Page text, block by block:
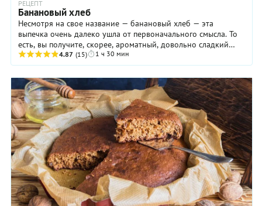
РЕЦЕПТ
Банановый хлеб
Несмотря на свое название — банановый хлеб — эта
выпечка очень далеко ушла от первоначального смысла. То
есть, вы получите, скорее, ароматный, довольно сладкий
кекс, который можно подать к чаю или ...
4.87 (15) 1 ч 30 мин